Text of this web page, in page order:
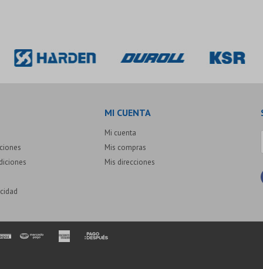
MI CUENTA
Mi cuenta
Mis compras
Mis direcciones